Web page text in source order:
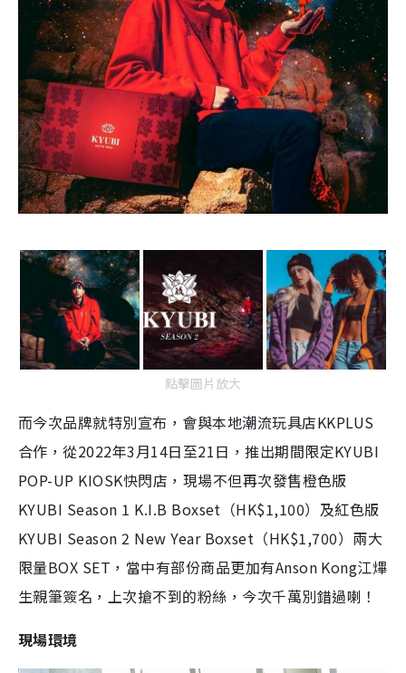
點擊圖片放大
而今次品牌就特別宣布，會與本地潮流玩具店KKPLUS
合作，從2022年3月14日至21日，推出期間限定KYUBI
POP-UP KIOSK快閃店，現場不但再次發售橙色版
KYUBI Season 1 K.I.B Boxset（HK$1,100）及紅色版
KYUBI Season 2 New Year Boxset（HK$1,700）兩大
限量BOX SET，當中有部份商品更加有Anson Kong江熚
生親筆簽名，上次搶不到的粉絲，今次千萬別錯過喇！
現場環境